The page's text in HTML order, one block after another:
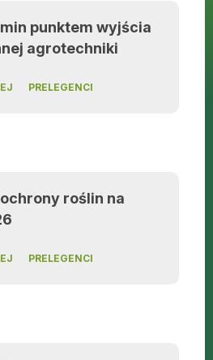
punktem wyjścia
agrotechniki
PRELEGENCI
roślin na
PRELEGENCI